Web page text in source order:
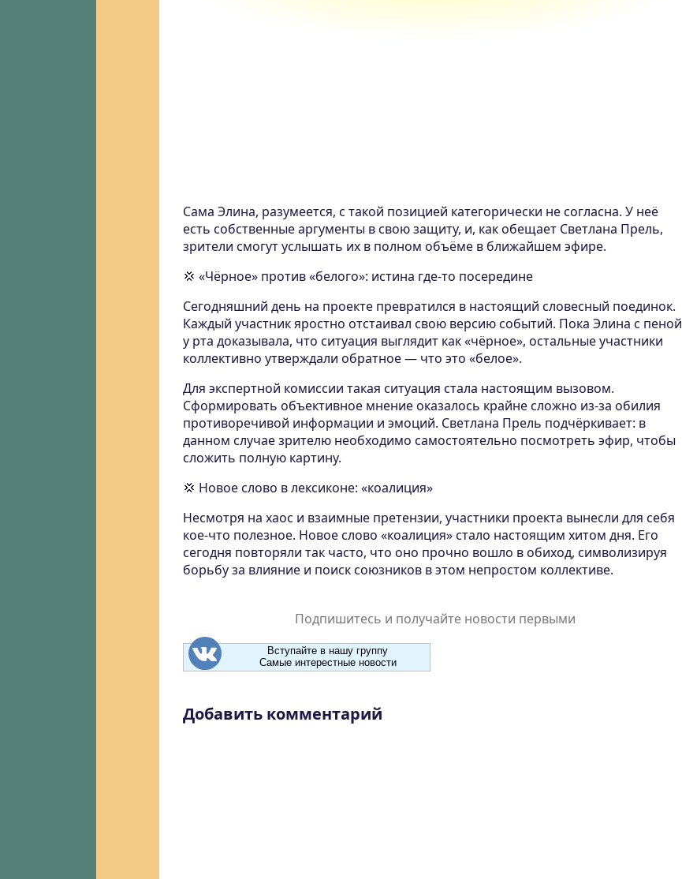
Сама Элина, разумеется, с такой позицией категорически не согласна. У неё
есть собственные аргументы в свою защиту, и, как обещает Светлана Прель,
зрители смогут услышать их в полном объёме в ближайшем эфире.
💢 «Чёрное» против «белого»: истина где-то посередине
Сегодняшний день на проекте превратился в настоящий словесный поединок.
Каждый участник яростно отстаивал свою версию событий. Пока Элина с пеной
у рта доказывала, что ситуация выглядит как «чёрное», остальные участники
коллективно утверждали обратное — что это «белое».
Для экспертной комиссии такая ситуация стала настоящим вызовом.
Сформировать объективное мнение оказалось крайне сложно из-за обилия
противоречивой информации и эмоций. Светлана Прель подчёркивает: в
данном случае зрителю необходимо самостоятельно посмотреть эфир, чтобы
сложить полную картину.
💢 Новое слово в лексиконе: «коалиция»
Несмотря на хаос и взаимные претензии, участники проекта вынесли для себя
кое-что полезное. Новое слово «коалиция» стало настоящим хитом дня. Его
сегодня повторяли так часто, что оно прочно вошло в обиход, символизируя
борьбу за влияние и поиск союзников в этом непростом коллективе.
Подпишитесь и получайте новости первыми
Вступайте в нашу группу
Самые интерестные новости
Добавить комментарий